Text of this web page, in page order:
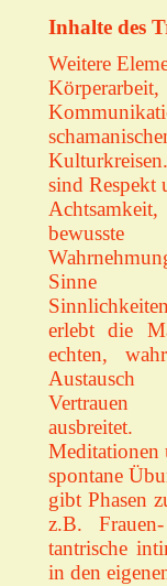
Inhalte des
Weitere
sind Respekt
Achtsamkeit,
bewusste
Sinne
erlebt die
echten,
ausbreitet.
spontane
gibt Phasen
z.B.
tantrische
in den